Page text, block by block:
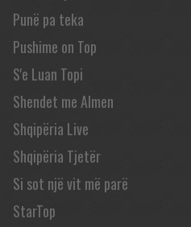
Punë pa teka
Pushime on Top
S'e Luan Topi
Shendet me Almen
Shqipëria Live
Shqipëria Tjetër
Si sot një vit më parë
StarTop